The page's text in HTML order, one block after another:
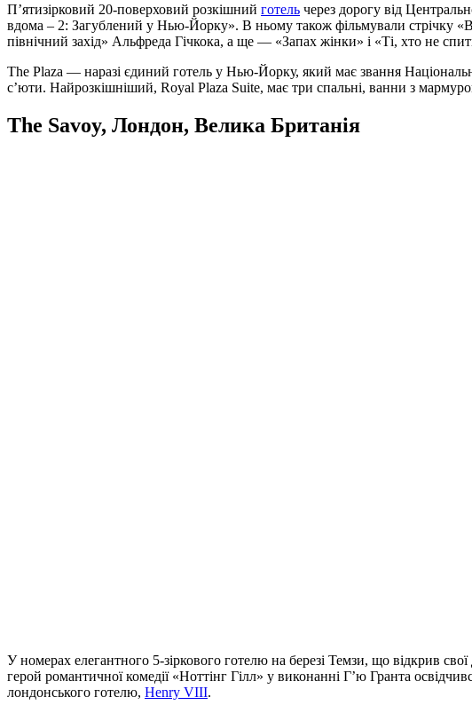
П’ятизірковий 20-поверховий розкішний готель через дорогу від
вдома – 2: Загублений у Нью-Йорку». В ньому також фільмували стрічку
північний захід» Альфреда Гічкока, а ще — «Запах жінки» і «Ті, хто не
The Plaza — наразі єдиний готель у Нью-Йорку, який має звання
с’юти. Найрозкішніший, Royal Plaza Suite, має три спальні, ванни з
The Savoy, Лондон, Велика Британія
У номерах елегантного 5-зіркового готелю на березі Темзи, що відкрив
герой романтичної комедії «Ноттінг Гілл» у виконанні Г’ю Гранта
лондонського готелю, Henry VIII.